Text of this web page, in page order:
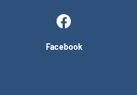
Facebook